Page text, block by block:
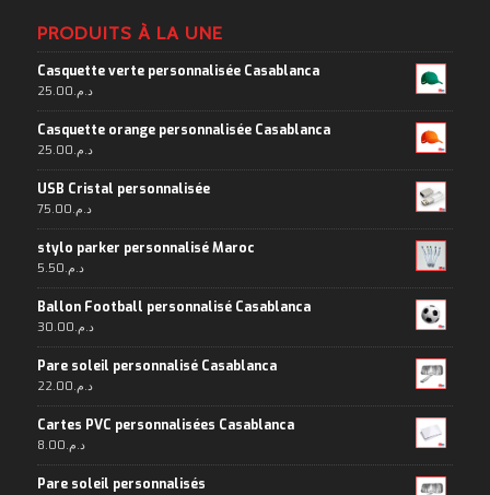
PRODUITS À LA UNE
Casquette verte personnalisée Casablanca
د.م.25.00
Casquette orange personnalisée Casablanca
د.م.25.00
USB Cristal personnalisée
د.م.75.00
stylo parker personnalisé Maroc
د.م.5.50
Ballon Football personnalisé Casablanca
د.م.30.00
Pare soleil personnalisé Casablanca
د.م.22.00
Cartes PVC personnalisées Casablanca
د.م.8.00
Pare soleil personnalisés